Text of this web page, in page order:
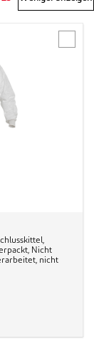
Nicht
nicht